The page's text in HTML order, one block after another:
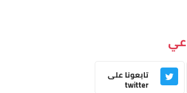
تابعونا على
twitter